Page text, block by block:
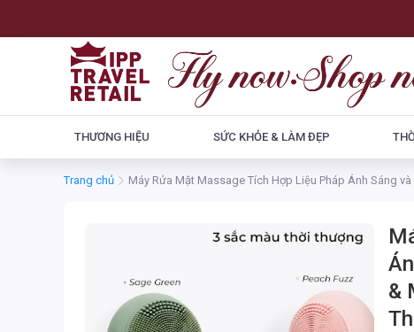
THƯƠNG HIỆU SỨC KHỎE & LÀM ĐẸP
Trang chủ Máy Rửa Mặt Massage Tích Hợp Liệu Pháp Ánh Sáng
&